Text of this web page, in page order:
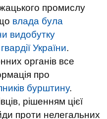
промислу
влада була
видобутку
України.
органів все
про
бурштину.
рішенням цієї
проти нелегальних